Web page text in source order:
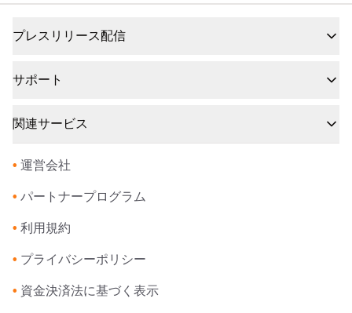
プレスリリース配信
サポート
関連サービス
• 運営会社
• パートナープログラム
• 利用規約
• プライバシーポリシー
• 資金決済法に基づく表示